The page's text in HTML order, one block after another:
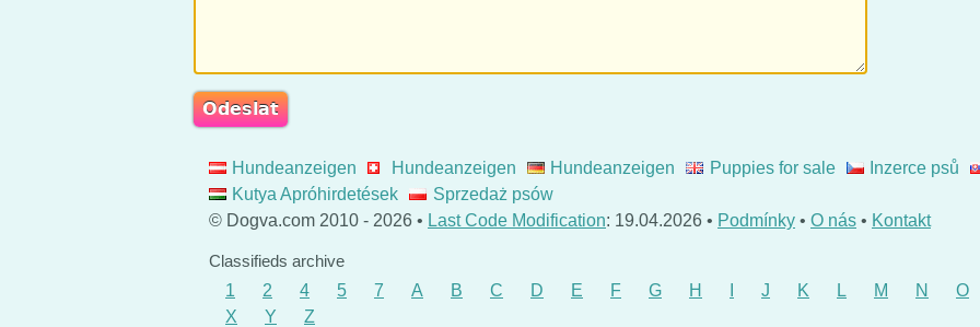
Hundeanzeigen Hundeanzeigen Hundeanzeigen Puppies for sale
Inzerce psů
Kutya Apróhirdetések
Sprzedaż psów
© Dogva.com 2010 - 2026 • Last Code Modification: 19.04.2026 • Podmínky • O nás • Kontakt
Classifieds archive
1
2 4 5 7 A B C D E F G H J K L M N
O
X
Y Z